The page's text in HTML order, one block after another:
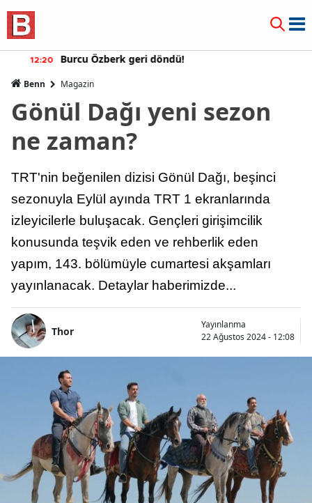
Burcu Özberk geri döndü!
Benn Magazin
Gönül Dağı yeni sezon
ne zaman?
TRT'nin beğenilen dizisi Gönül Dağı, beşinci
sezonuyla Eylül ayında TRT 1 ekranlarında
izleyicilerle buluşacak. Gençleri girişimcilik
konusunda teşvik eden ve rehberlik eden
yapım, 143. bölümüyle cumartesi akşamları
yayınlanacak. Detaylar haberimizde...
Thor
Yayınlanma
22 Ağustos 2024 - 12:08